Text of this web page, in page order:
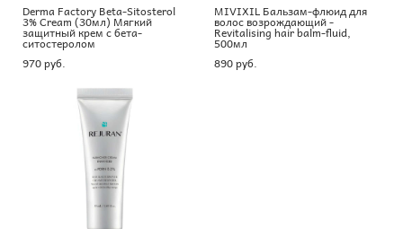
Derma Factory Beta-Sitosterol
3% Cream (30мл) Мягкий
защитный крем с бета-
ситостеролом
970 pуб.
MIVIXIL Бальзам-флюид для
волос возрождающий -
Revitalising hair balm-fluid,
500мл
890 pуб.